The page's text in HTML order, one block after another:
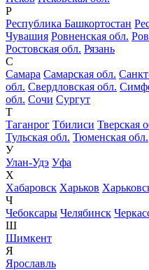
Р
Республика Башкортостан
Чувашия Ровненская обл.
Ростовская обл. Рязань
С
Самара Самарская обл.
обл. Свердловская обл.
обл. Сочи Сургут
Т
Таганрог Тбилиси Тверская
Тульская обл. Тюменская обл.
У
Улан-Удэ Уфа
Х
Хабаровск Харьков
Ч
Чебоксары Челябинск
Ш
Шимкент
Я
Ярославль